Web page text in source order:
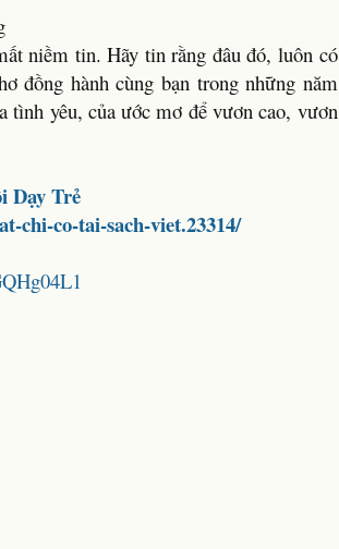
niềm tin. Hãy tin rằng đâu đó, luôn có
đồng hành cùng bạn trong những năm
tình yêu, của ước mơ để vươn cao, vươn
Dạy Trẻ
chi-co-tai-sach-viet.23314/